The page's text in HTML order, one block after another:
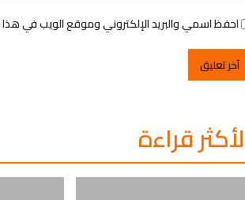
احفظ اسمي والبريد الإلكتروني وموقع الويب في هذا
قراءة